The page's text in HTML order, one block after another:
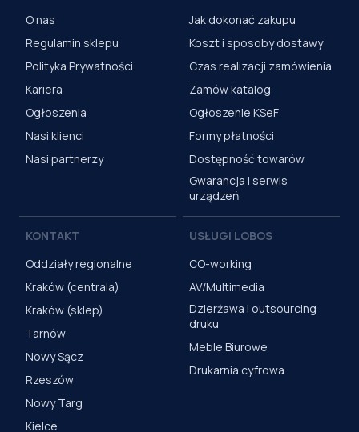
O nas
Regulamin sklepu
Polityka Prywatności
Kariera
Ogłoszenia
Nasi klienci
Nasi partnerzy
Jak dokonać zakupu
Koszt i sposoby dostawy
Czas realizacji zamówienia
Zamów katalog
Ogłoszenie KSeF
Formy płatności
Dostępność towarów
Gwarancja i serwis
urządzeń
KONTAKT
Oddziały regionalne
Kraków (centrala)
Kraków (sklep)
Tarnów
Nowy Sącz
Rzeszów
Nowy Targ
Kielce
USŁUGI LOBOS
CO-working
AV/Multimedia
Dzierżawa i outsourcing
druku
Meble Biurowe
Drukarnia cyfrowa